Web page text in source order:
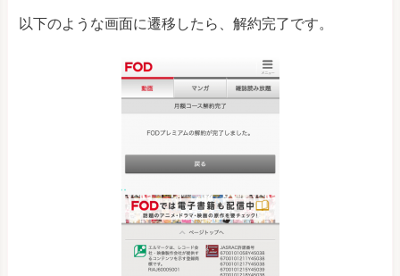
以下のような画面に遷移したら、解約完了です。